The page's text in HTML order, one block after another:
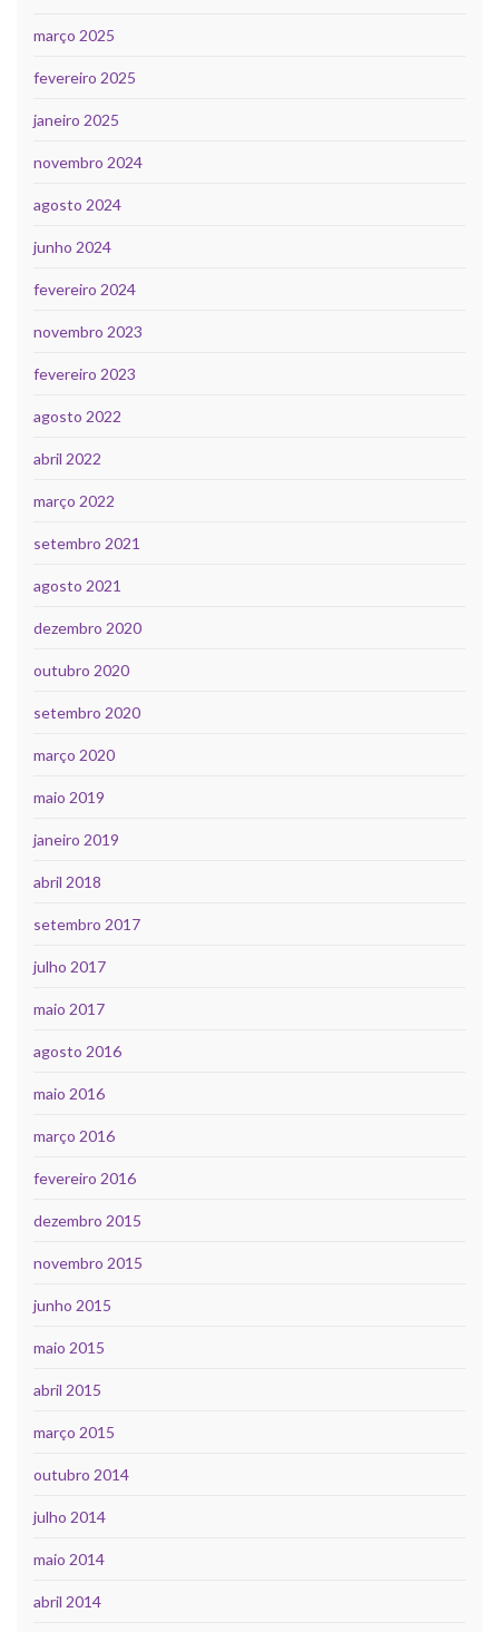
março 2025
fevereiro 2025
janeiro 2025
novembro 2024
agosto 2024
junho 2024
fevereiro 2024
novembro 2023
fevereiro 2023
agosto 2022
abril 2022
março 2022
setembro 2021
agosto 2021
dezembro 2020
outubro 2020
setembro 2020
março 2020
maio 2019
janeiro 2019
abril 2018
setembro 2017
julho 2017
maio 2017
agosto 2016
maio 2016
março 2016
fevereiro 2016
dezembro 2015
novembro 2015
junho 2015
maio 2015
abril 2015
março 2015
outubro 2014
julho 2014
maio 2014
abril 2014